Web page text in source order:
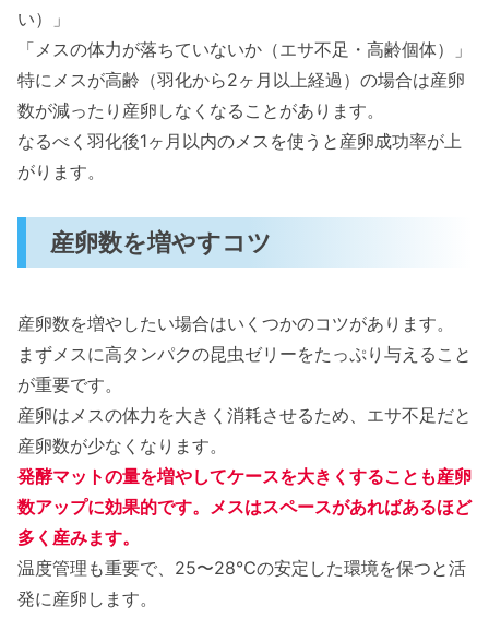
い）」
「メスの体力が落ちていないか（エサ不足・高齢個体）」
特にメスが高齢（羽化から2ヶ月以上経過）の場合は産卵
数が減ったり産卵しなくなることがあります。
なるべく羽化後1ヶ月以内のメスを使うと産卵成功率が上
がります。
産卵数を増やすコツ
産卵数を増やしたい場合はいくつかのコツがあります。
まずメスに高タンパクの昆虫ゼリーをたっぷり与えること
が重要です。
産卵はメスの体力を大きく消耗させるため、エサ不足だと
産卵数が少なくなります。
発酵マットの量を増やしてケースを大きくすることも産卵
数アップに効果的です。メスはスペースがあればあるほど
多く産みます。
温度管理も重要で、25〜28℃の安定した環境を保つと活
発に産卵します。